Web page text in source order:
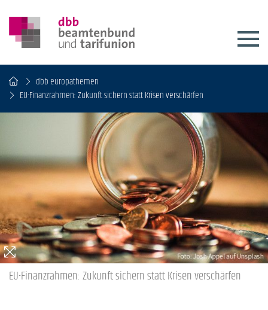
dbb europathemen
EU-Finanzrahmen: Zukunft sichern statt Krisen verschärfen
EU-Finanzrahmen: Zukunft sichern statt Krisen verschärfen